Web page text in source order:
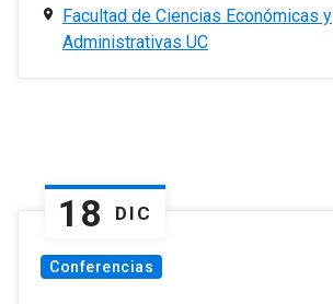
Facultad de Ciencias Económicas y
Administrativas UC
18 DIC
Conferencias